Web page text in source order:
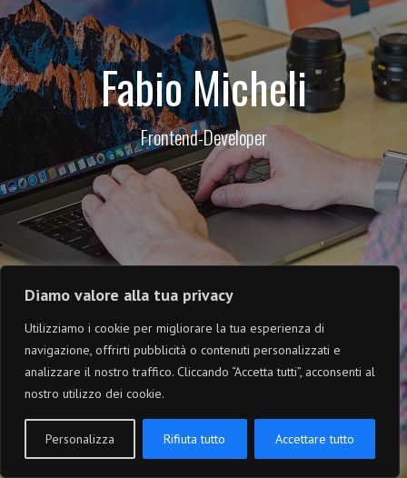
Diamo valore alla tua privacy
Utilizziamo i cookie per migliorare la tua esperienza di
navigazione, offrirti pubblicità o contenuti personalizzati e
analizzare il nostro traffico. Cliccando “Accetta tutti”, acconsenti al
nostro utilizzo dei cookie.
Personalizza Rifiuta tutto Accettare tutto
Fabio Micheli
Frontend-Developer